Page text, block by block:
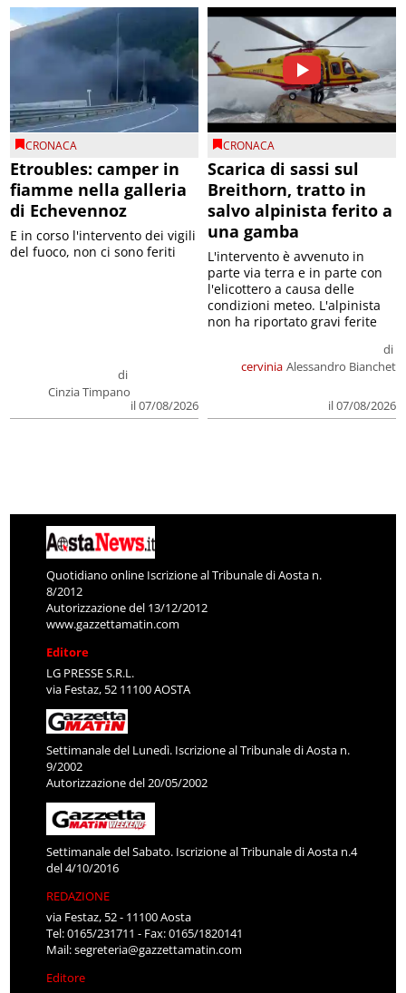
CRONACA
Etroubles: camper in
fiamme nella galleria
di Echevennoz
di
Cinzia Timpano
il 07/08/2026
E in corso l'intervento dei vigili
del fuoco, non ci sono feriti
CRONACA
Scarica di sassi sul
Breithorn, tratto in
salvo alpinista ferito a
una gamba
cervinia
di
Alessandro Bianchet
il 07/08/2026
L'intervento è avvenuto in
parte via terra e in parte con
l'elicottero a causa delle
condizioni meteo. L'alpinista
non ha riportato gravi ferite
Quotidiano online Iscrizione al Tribunale di Aosta n.
8/2012
Autorizzazione del 13/12/2012
www.gazzettamatin.com
Editore
LG PRESSE S.R.L.
via Festaz, 52 11100 AOSTA
Settimanale del Lunedì. Iscrizione al Tribunale di Aosta n.
9/2002
Autorizzazione del 20/05/2002
Settimanale del Sabato. Iscrizione al Tribunale di Aosta n.4
del 4/10/2016
REDAZIONE
via Festaz, 52 - 11100 Aosta
Tel: 0165/231711 - Fax: 0165/1820141
Mail:segreteria@gazzettamatin.com
Editore